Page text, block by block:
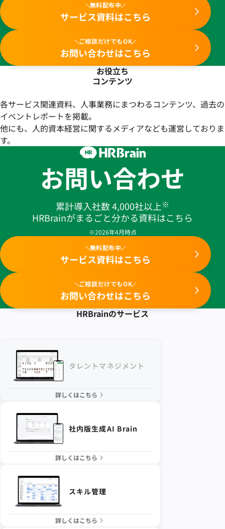
無料配布中
サービス資料はこちら
ご相談だけでもOK
お問い合わせはこちら
お役立ち
コンテンツ
各サービス関連資料、人事業務にまつわるコンテンツ、過去の
イベントレポートを掲載。
他にも、人的資本経営に関するメディアなども運営しておりま
す。
お問い合わせ
累計導入社数 4,000社以上※
HRBrainがまるごと分かる資料はこちら
※2026年4月時点
無料配布中
サービス資料はこちら
ご相談だけでもOK
お問い合わせはこちら
HRBrainのサービス
タレントマネジメント
詳しくはこちら
社内版生成AI Brain
詳しくはこちら
スキル管理
詳しくはこちら